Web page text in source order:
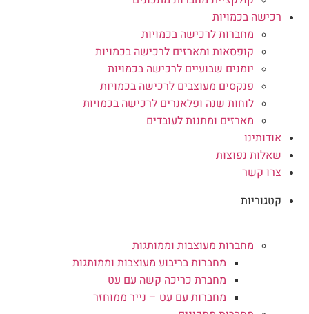
רכישה בכמויות
מחברות לרכישה בכמויות
קופסאות ומארזים לרכישה בכמויות
יומנים שבועיים לרכישה בכמויות
פנקסים מעוצבים לרכישה בכמויות
לוחות שנה ופלאנרים לרכישה בכמויות
מארזים ומתנות לעובדים
אודותינו
שאלות נפוצות
צרו קשר
קטגוריות
מחברות מעוצבות וממותגות
מחברות בריבוע מעוצבות וממותגות
מחברת כריכה קשה עם עט
מחברות עם עט – נייר ממוחזר